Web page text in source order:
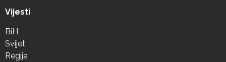
Vijesti
BiH
Svijet
Regija